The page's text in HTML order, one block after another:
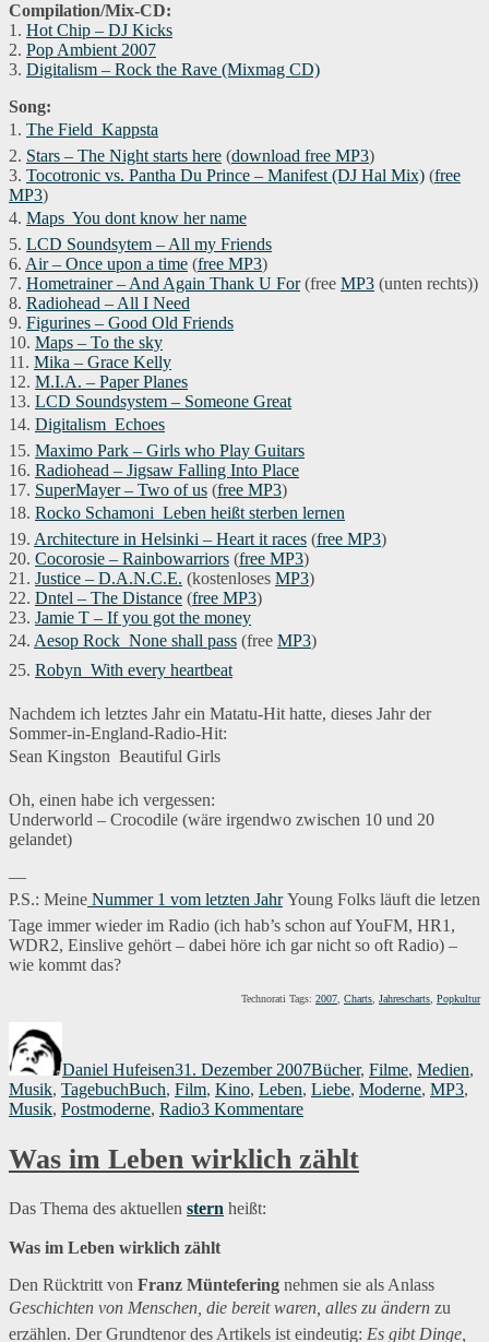
Compilation/Mix-CD:
1. Hot Chip – DJ Kicks
2. Pop Ambient 2007
3. Digitalism – Rock the Rave (Mixmag CD)
Song:
1. The Field  Kappsta
2. Stars – The Night starts here (download free MP3)
3. Tocotronic vs. Pantha Du Prince – Manifest (DJ Hal Mix) (free
MP3)
4. Maps  You dont know her name
5. LCD Soundsytem – All my Friends
6. Air – Once upon a time (free MP3)
7. Hometrainer – And Again Thank U For(free MP3 (unten rechts))
8. Radiohead – All I Need
9. Figurines – Good Old Friends
10. Maps – To the sky
11. Mika – Grace Kelly
12. M.I.A. – Paper Planes
13. LCD Soundsystem – Someone Great
14. Digitalism  Echoes
15. Maximo Park – Girls who Play Guitars
16. Radiohead – Jigsaw Falling Into Place
17. SuperMayer – Two of us (free MP3)
18. Rocko Schamoni  Leben heißt sterben lernen
19. Architecture in Helsinki – Heart it races (free MP3)
20. Cocorosie – Rainbowarriors (free MP3)
21. Justice – D.A.N.C.E. (kostenloses MP3)
22. Dntel – The Distance (free MP3)
23. Jamie T – If you got the money
24. Aesop Rock  None shall pass (free MP3)
25. Robyn  With every heartbeat
Nachdem ich letztes Jahr ein Matatu-Hit hatte, dieses Jahr der
Sommer-in-England-Radio-Hit:
Sean Kingston  Beautiful Girls
Oh, einen habe ich vergessen:
Underworld – Crocodile (wäre irgendwo zwischen 10 und 20
gelandet)
—
P.S.: Meine Nummer 1 vom letzten JahrYoung Folks läuft die letzen
Tage immer wieder im Radio (ich hab’s schon auf YouFM, HR1,
WDR2, Einslive gehört – dabei höre ich gar nicht so oft Radio) –
wie kommt das?
Technorati Tags: 2007, Charts, Jahrescharts, Popkultur
Daniel Hufeisen31. Dezember 2007Bücher, Filme, Medien,
Musik, TagebuchSchlagwörter
Buch, Film, Kino, Leben, Liebe, Moderne, MP3,
Musik, Postmoderne, Radio3 Kommentarezu
2007
Was im Leben wirklich zählt
Das Thema des aktuellen stern heißt:
Was im Leben wirklich zählt
Den Rücktritt von Franz Müntefering nehmen sie als Anlass
Geschichten von Menschen, die bereit waren, alles zu ändern  zu
erzählen. Der Grundtenor des Artikels ist eindeutig: Es gibt Dinge,